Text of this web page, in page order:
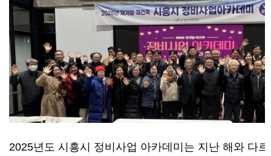
2025년도 시흥시 정비사업 아카데미는 지난 해와 다